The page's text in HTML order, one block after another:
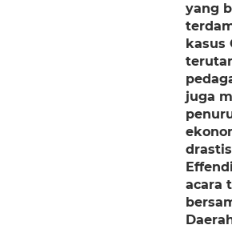
yang
kasus
juga
acara